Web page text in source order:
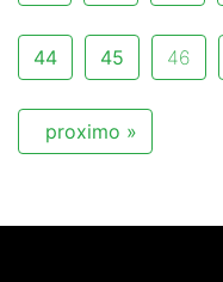
44 45 46
proximo »